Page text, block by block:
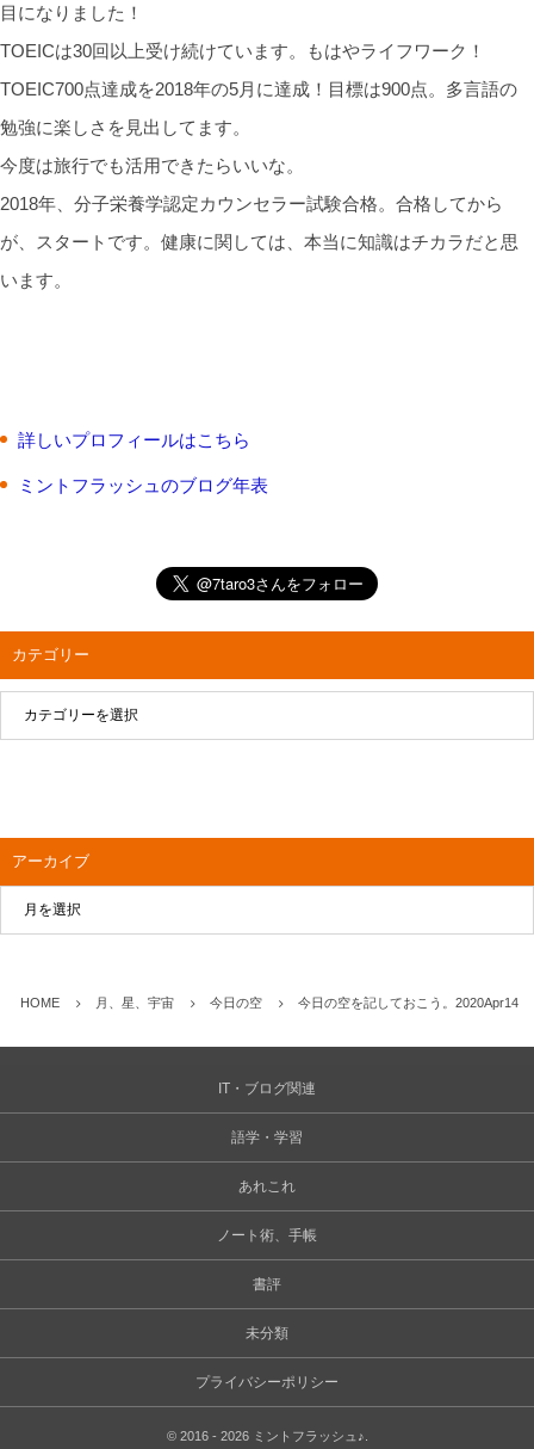
目になりました！
TOEICは30回以上受け続けています。もはやライフワーク！
TOEIC700点達成を2018年の5月に達成！目標は900点。多言語の
勉強に楽しさを見出してます。
今度は旅行でも活用できたらいいな。
2018年、分子栄養学認定カウンセラー試験合格。合格してから
が、スタートです。健康に関しては、本当に知識はチカラだと思
います。
詳しいプロフィールはこちら
ミントフラッシュのブログ年表
カテゴリー
アーカイブ
HOME 月、星、宇宙 今日の空 今日の空を記しておこう。2020Apr14
IT・ブログ関連
語学・学習
あれこれ
ノート術、手帳
書評
未分類
プライバシーポリシー
© 2016 - 2026 ミントフラッシュ♪